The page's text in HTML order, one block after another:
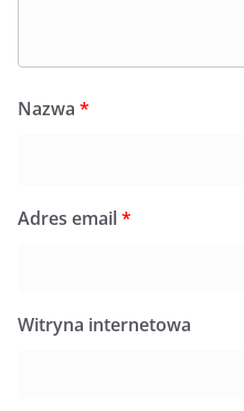
Nazwa *
Adres email*
Witryna internetowa